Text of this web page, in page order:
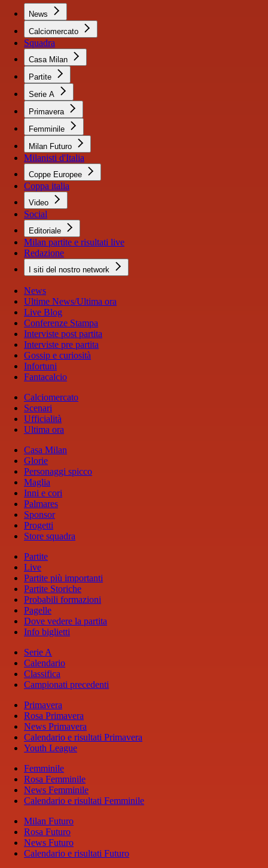
News
Calciomercato
Squadra
Casa Milan
Partite
Serie A
Primavera
Femminile
Milan Futuro
Milanisti d'Italia
Coppe Europee
Coppa italia
Video
Social
Editoriale
Milan partite e risultati live
Redazione
I siti del nostro network
News
Ultime News/Ultima ora
Live Blog
Conferenze Stampa
Interviste post partita
Interviste pre partita
Gossip e curiosità
Infortuni
Fantacalcio
Calciomercato
Scenari
Ufficialità
Ultima ora
Casa Milan
Glorie
Personaggi spicco
Maglia
Inni e cori
Palmares
Sponsor
Progetti
Store squadra
Partite
Live
Partite più importanti
Partite Storiche
Probabili formazioni
Pagelle
Dove vedere la partita
Info biglietti
Serie A
Calendario
Classifica
Campionati precedenti
Primavera
Rosa Primavera
News Primavera
Calendario e risultati Primavera
Youth League
Femminile
Rosa Femminile
News Femminile
Calendario e risultati Femminile
Milan Futuro
Rosa Futuro
News Futuro
Calendario e risultati Futuro